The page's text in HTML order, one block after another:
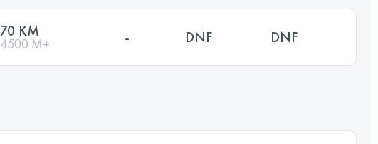
70 KM
4500 M+ - DNF DNF